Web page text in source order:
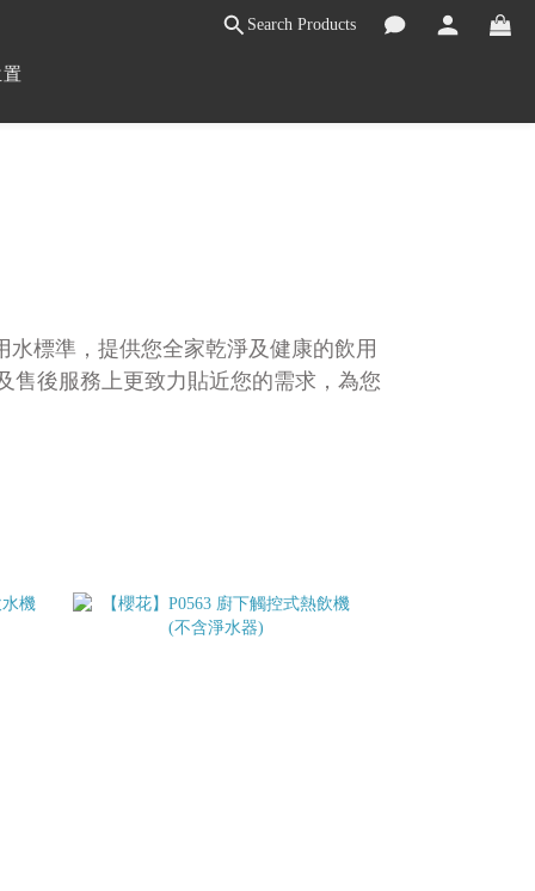
Search Products
水標準，提供您全家乾淨及健康的飲用
售後服務上更致力貼近您的需求，為您